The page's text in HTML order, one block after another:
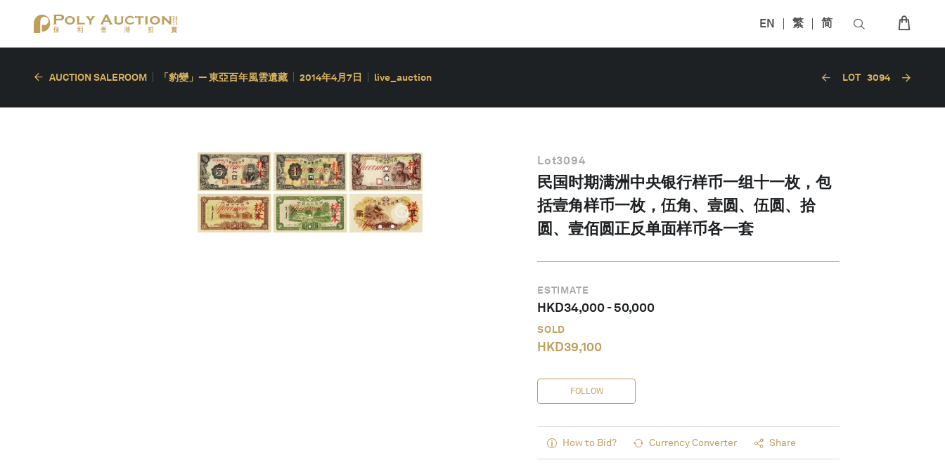
EN 繁 简
AUCTION SALEROOM 「豹變」— 東亞百年風雲遺藏 2014年4月7日 live_auction LOT 3094
Lot3094
民国时期满洲中央银行样币一组十一枚，包
括壹角样币一枚，伍角、壹圆、伍圆、拾
圆、壹佰圆正反单面样币各一套
ESTIMATE
HKD34,000-50,000
SOLD
HKD39,100
FOLLOW
How to Bid? Currency Converter Share